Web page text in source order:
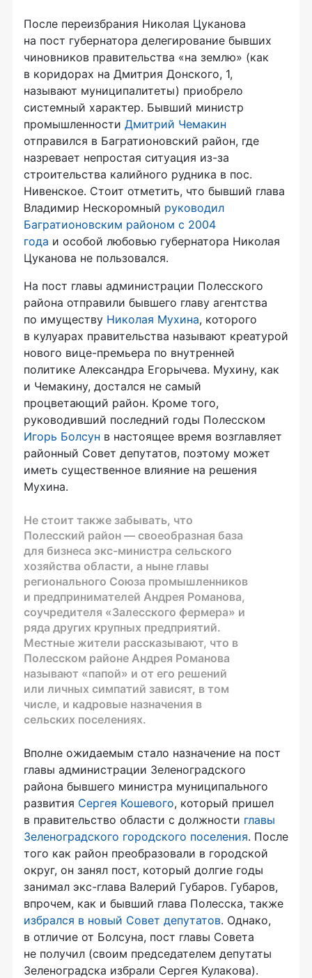
После переизбрания Николая Цуканова
на пост губернатора делегирование бывших
чиновников правительства «на землю» (как
в коридорах на Дмитрия Донского, 1,
называют муниципалитеты) приобрело
системный характер. Бывший министр
промышленности Дмитрий Чемакин
отправился в Багратионовский район, где
назревает непростая ситуация из-за
строительства калийного рудника в пос.
Нивенское. Стоит отметить, что бывший глава
Владимир Нескоромный руководил
Багратионовским районом с 2004
года и особой любовью губернатора Николая
Цуканова не пользовался.
На пост главы администрации Полесского
района отправили бывшего главу агентства
по имуществу Николая Мухина, которого
в кулуарах правительства называют креатурой
нового вице-премьера по внутренней
политике Александра Егорычева. Мухину, как
и Чемакину, достался не самый
процветающий район. Кроме того,
руководивший последний годы Полесском
Игорь Болсун в настоящее время возглавляет
районный Совет депутатов, поэтому может
иметь существенное влияние на решения
Мухина.
Не стоит также забывать, что
Полесский район — своеобразная база
для бизнеса экс-министра сельского
хозяйства области, а ныне главы
регионального Союза промышленников
и предпринимателей Андрея Романова,
соучредителя «Залесского фермера» и
ряда других крупных предприятий.
Местные жители рассказывают, что в
Полесском районе Андрея Романова
называют «папой» и от его решений
или личных симпатий зависят, в том
числе, и кадровые назначения в
сельских поселениях.
Вполне ожидаемым стало назначение на пост
главы администрации Зеленоградского
района бывшего министра муниципального
развития Сергея Кошевого, который пришел
в правительство области с должности главы
Зеленоградского городского поселения. После
того как район преобразовали в городской
округ, он занял пост, который долгие годы
занимал экс-глава Валерий Губаров. Губаров,
впрочем, как и бывший глава Полесска, также
избрался в новый Совет депутатов. Однако,
в отличие от Болсуна, пост главы Совета
не получил (своим председателем депутаты
Зеленоградска избрали Сергея Кулакова).